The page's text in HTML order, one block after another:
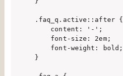
.faq_q.active::after {
    content: '-';
    font-size: 2em;
    font-weight: bold;
}